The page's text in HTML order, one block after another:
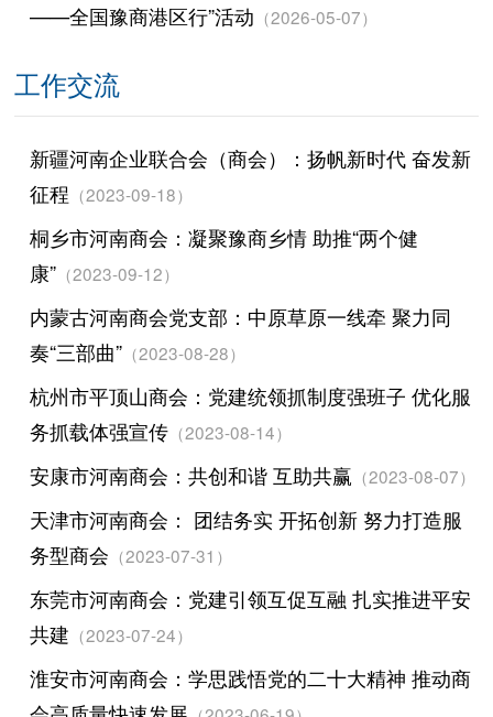
——全国豫商港区行”活动 （2026-05-07）
工作交流
新疆河南企业联合会（商会）：扬帆新时代 奋发新
征程 （2023-09-18）
桐乡市河南商会：凝聚豫商乡情 助推“两个健
康”（2023-09-12）
内蒙古河南商会党支部：中原草原一线牵 聚力同
奏“三部曲”（2023-08-28）
杭州市平顶山商会：党建统领抓制度强班子 优化服
务抓载体强宣传（2023-08-14）
安康市河南商会：共创和谐 互助共赢 （2023-08-07）
天津市河南商会： 团结务实 开拓创新 努力打造服
务型商会 （2023-07-31）
东莞市河南商会：党建引领互促互融 扎实推进平安
共建 （2023-07-24）
淮安市河南商会：学思践悟党的二十大精神 推动商